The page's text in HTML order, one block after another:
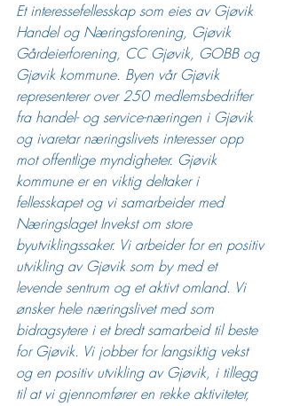
Et interessefellesskap som eies av Gjøvik
Handel og Næringsforening, Gjøvik
Gårdeierforening, CC Gjøvik, GOBB og
Gjøvik kommune. Byen vår Gjøvik
representerer over 250 medlemsbedrifter
fra handel- og service-næringen i Gjøvik
og ivaretar næringslivets interesser opp
mot offentlige myndigheter. Gjøvik
kommune er en viktig deltaker i
fellesskapet og vi samarbeider med
Næringslaget Invekst om store
byutviklingssaker. Vi arbeider for en positiv
utvikling av Gjøvik som by med et
levende sentrum og et aktivt omland. Vi
ønsker hele næringslivet med som
bidragsytere i et bredt samarbeid til beste
for Gjøvik. Vi jobber for langsiktig vekst
og en positiv utvikling av Gjøvik, i tillegg
til at vi gjennomfører en rekke aktiviteter,